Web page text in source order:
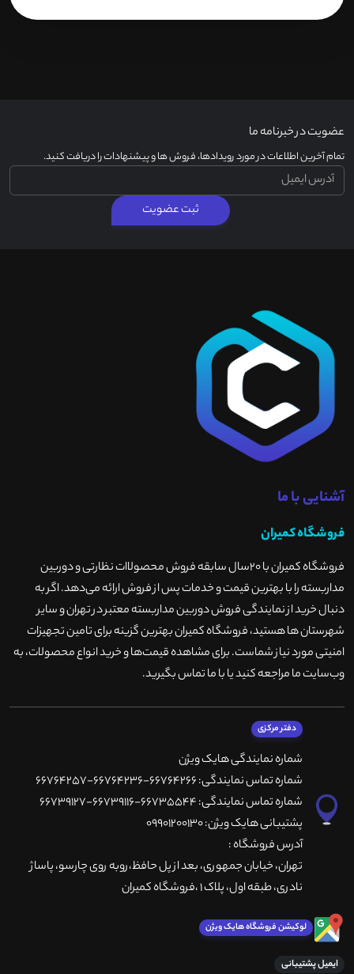
عضویت در خبرنامه ما
تمام آخرین اطلاعات در مورد رویدادها، فروش ها و پیشنهادات را دریافت کنید.
ثبت عضویت
آشنایی با ما
فروشگاه کمیران
فروشگاه کمیران با ۲۰سال سابقه فروش محصولاات نظارتی و دوربین
مداربسته را با بهترین قیمت و خدمات پس از فروش ارائه می‌دهد. اگر به
دنبال خرید از نمایندگی فروش دوربین مداربسته معتبر در تهران و سایر
شهرستان ها هستید، فروشگاه کمیران بهترین گزینه برای تامین تجهیزات
امنیتی مورد نیاز شماست. برای مشاهده قیمت‌ها و خرید انواع محصولات، به
وب‌سایت ما مراجعه کنید یا با ما تماس بگیرید.
دفتر مرکزی
شماره نمایندگی هایک ویژن
شماره تماس نمایندگی: 66764266-66764236-66764257
شماره تماس نمایندگی: 66735544-66739116-66739127
پشتیبانی هایک ویژن: 09901200130
آدرس فروشگاه :
تهران، خيابان جمهوری، بعد از پل حافظ،روبه روی چارسو، پاساژ
نادری، طبقه اول، پلاک 1 ،فروشگاه کمیران
لوکیشن فروشگاه هایک ویژن
ایمیل پشتیبانی